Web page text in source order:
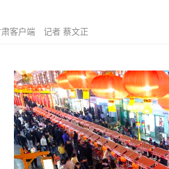
客户端 记者 蔡文正